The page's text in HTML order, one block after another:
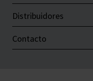
Distribuidores
Contacto